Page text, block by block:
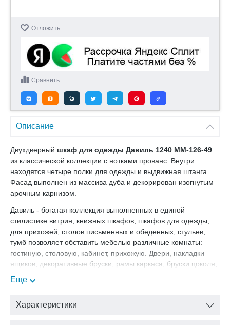
Отложить
Сравнить
Описание
Двухдверный шкаф для одежды Давиль 1240 ММ-126-49
из классической коллекции с нотками прованс. Внутри
находятся четыре полки для одежды и выдвижная штанга.
Фасад выполнен из массива дуба и декорирован изогнутым
арочным карнизом.
Давиль - богатая коллекция выполненных в единой
стилистике витрин, книжных шкафов, шкафов для одежды,
для прихожей, столов письменных и обеденных, стульев,
тумб позволяет обставить мебелью различные комнаты:
гостиную, столовую, кабинет, прихожую. Двери, накладки
ящиков, декоративные бруски, рамы каркаса, бруски цоколя,
опоры изготовлены из массива дуба
Золочение— излюбленный вид отделки мебели с давних
Еще
Характеристики